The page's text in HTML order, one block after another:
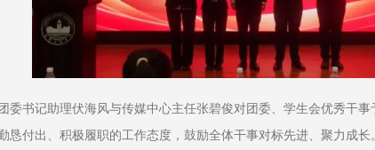
团委书记助理伏海风与传媒中心主任张碧俊对团委、学生会优秀干
恳付出、积极履职的工作态度，鼓励全体干事对标先进、聚力成长。